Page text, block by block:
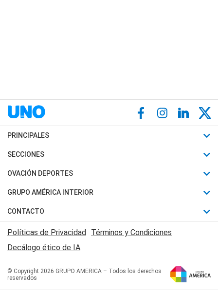
PRINCIPALES
Últimas Noticias
Política
Judiciales
Economia
SECCIONES
Horóscopo
Motores
Trucos caseros
Series y Películas
Edictos y Solicitadas
OVACIÓN DEPORTES
Fútbol
Mundial
Automovilismo
Rugby
Básquet
GRUPO AMÉRICA INTERIOR
Canal 7 en Vivo
San Juan 8
CONTACTO
Acerca de Nosotros
Contactanos
Políticas de Privacidad Términos y Condiciones
Decálogo ético de IA
© Copyright 2026 GRUPO AMERICA – Todos los derechos
reservados